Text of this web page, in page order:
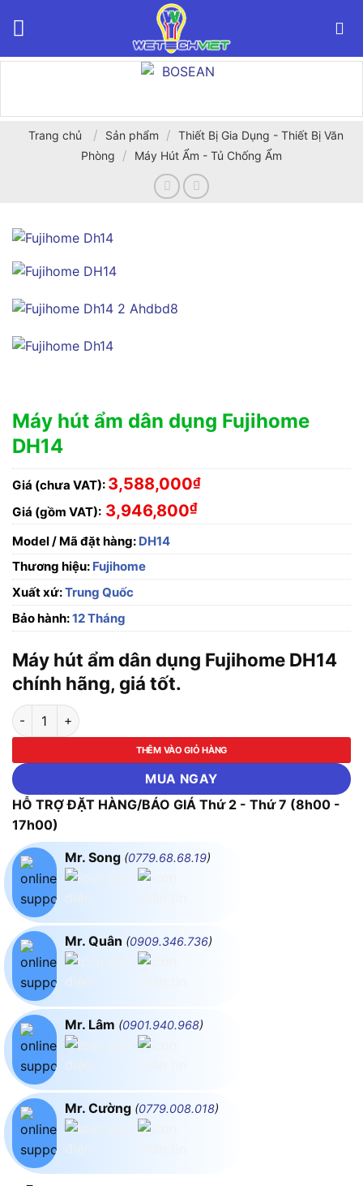
Trang chủ / Sản phẩm / Thiết Bị Gia Dụng - Thiết Bị Văn
Phòng
/ Máy Hút Ẩm - Tủ Chống Ẩm
Máy hút ẩm dân dụng Fujihome
DH14
Giá (chưa VAT): 3,588,000₫
Giá (gồm VAT): 3,946,800₫
Model / Mã đặt hàng: DH14
Thương hiệu: Fujihome
Xuất xứ:Trung Quốc
Bảo hành:12 Tháng
Máy hút ẩm dân dụng Fujihome DH14
chính hãng, giá tốt.
Máy hút ẩm dân dụng Fujihome DH14 số lượng
THÊM VÀO GIỎ HÀNG
MUA NGAY
HỖ TRỢ ĐẶT HÀNG/BÁO GIÁ Thứ 2 - Thứ 7 (8h00 -
17h00)
Mr. Song (0779.68.68.19)
Mr. Quân (0909.346.736)
Mr. Lâm (0901.940.968)
Mr. Cường (0779.008.018)